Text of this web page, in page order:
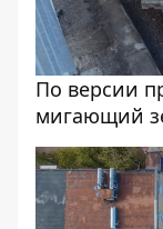
По версии
мигающий